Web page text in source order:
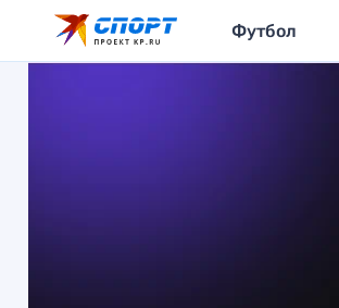
Футбол